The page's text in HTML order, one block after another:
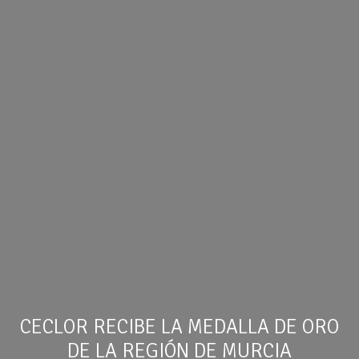
CECLOR RECIBE LA MEDALLA DE ORO
DE LA REGIÓN DE MURCIA